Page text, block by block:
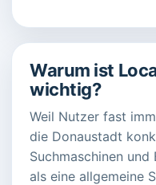
Warum ist
wichtig?
Weil Nutzer fast
die Donaustadt
Suchmaschinen
als eine allgemeine